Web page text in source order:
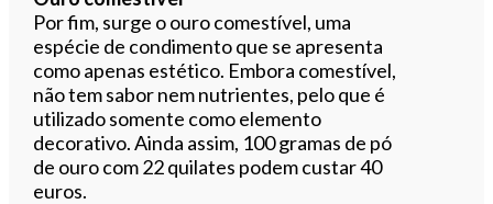
Por fim, surge o ouro comestível, uma
espécie de condimento que se apresenta
como apenas estético. Embora comestível,
não tem sabor nem nutrientes, pelo que é
utilizado somente como elemento
decorativo. Ainda assim, 100 gramas de pó
de ouro com 22 quilates podem custar 40
euros.